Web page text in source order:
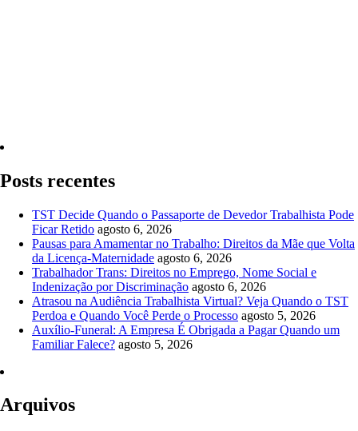
Posts recentes
TST Decide Quando o Passaporte de Devedor Trabalhista Pode
Ficar Retido agosto 6, 2026
Pausas para Amamentar no Trabalho: Direitos da Mãe que Volta
da Licença-Maternidade agosto 6, 2026
Trabalhador Trans: Direitos no Emprego, Nome Social e
Indenização por Discriminação agosto 6, 2026
Atrasou na Audiência Trabalhista Virtual? Veja Quando o TST
Perdoa e Quando Você Perde o Processo agosto 5, 2026
Auxílio-Funeral: A Empresa É Obrigada a Pagar Quando um
Familiar Falece? agosto 5, 2026
Arquivos